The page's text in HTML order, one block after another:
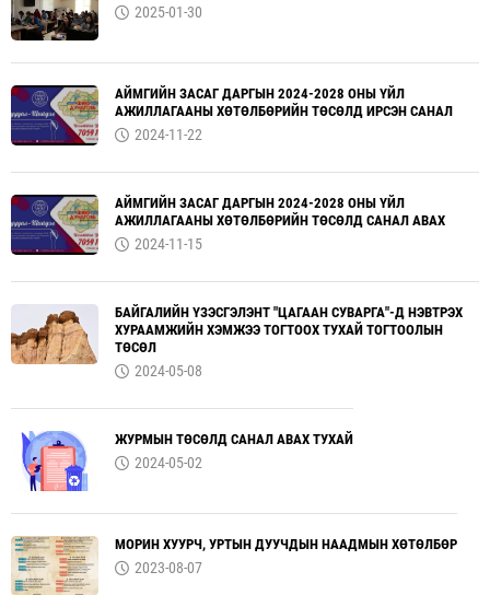
2025-01-30
АЙМГИЙН ЗАСАГ ДАРГЫН 2024-2028 ОНЫ ҮЙЛ
АЖИЛЛАГААНЫ ХӨТӨЛБӨРИЙН ТӨСӨЛД ИРСЭН САНАЛ
2024-11-22
АЙМГИЙН ЗАСАГ ДАРГЫН 2024-2028 ОНЫ ҮЙЛ
АЖИЛЛАГААНЫ ХӨТӨЛБӨРИЙН ТӨСӨЛД САНАЛ АВАХ
2024-11-15
БАЙГАЛИЙН ҮЗЭСГЭЛЭНТ "ЦАГААН СУВАРГА"-Д НЭВТРЭХ
ХУРААМЖИЙН ХЭМЖЭЭ ТОГТООХ ТУХАЙ ТОГТООЛЫН
ТӨСӨЛ
2024-05-08
ЖУРМЫН ТӨСӨЛД САНАЛ АВАХ ТУХАЙ
2024-05-02
МОРИН ХУУРЧ, УРТЫН ДУУЧДЫН НААДМЫН ХӨТӨЛБӨР
2023-08-07